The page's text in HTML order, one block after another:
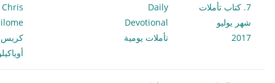
7. كتاب تأملات
شهر يوليو
2017
Daily
Devotional
تأملات يومية
Chris
كريس